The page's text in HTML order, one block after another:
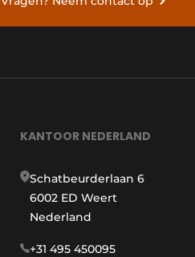
KANTOOR NEDERLAND
Schatbeurderlaan 6
6002 ED Weert
Nederland
+31 495 450095